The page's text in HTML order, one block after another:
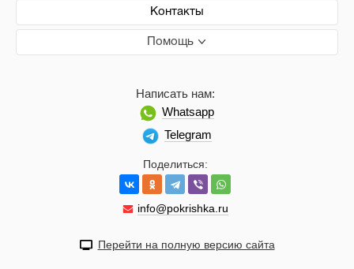
Контакты
Помощь
Поделиться:
info@pokrishka.ru
Написать нам:
Whatsapp
Telegram
Перейти на полную версию сайта